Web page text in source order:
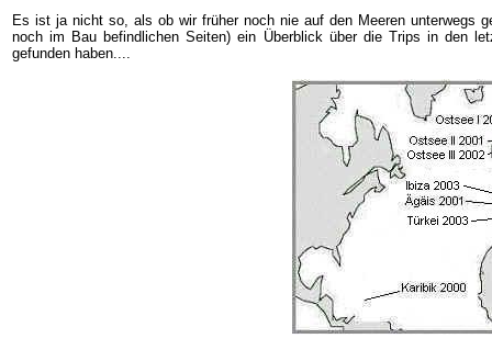
Es ist ja nicht so, als ob wir früher noch nie auf den Meeren unterwegs
noch im Bau befindlichen Seiten) ein Überblick über die Trips in den
gefunden haben....